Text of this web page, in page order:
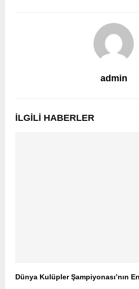
admin
İLGILI HABERLER
Dünya Kulüpler Şampiyonası’nın